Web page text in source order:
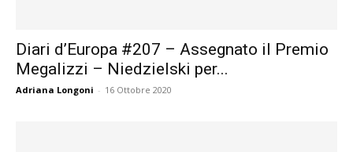
Diari d’Europa #207 – Assegnato il Premio
Megalizzi – Niedzielski per...
Adriana Longoni - 16 Ottobre 2020